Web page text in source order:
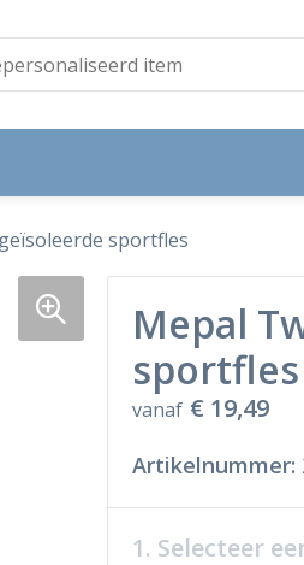
sportfles
Mepal
sportfles
vanaf € 19,49
Artikelnummer:
1. Selecteer